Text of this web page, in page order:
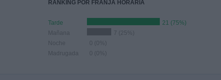
RANKING POR FRANJA HORARIA
Tarde
21 (75%)
Mañana
7 (25%)
Noche
0 (0%)
Madrugada
0 (0%)